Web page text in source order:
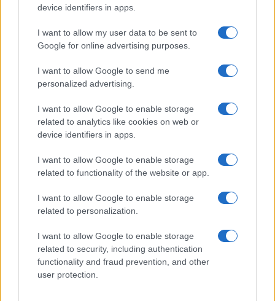
device identifiers in apps.
I want to allow my user data to be sent to
Google for online advertising purposes.
I want to allow Google to send me
personalized advertising.
I want to allow Google to enable storage
related to analytics like cookies on web or
device identifiers in apps.
I want to allow Google to enable storage
related to functionality of the website or app.
I want to allow Google to enable storage
related to personalization.
I want to allow Google to enable storage
related to security, including authentication
functionality and fraud prevention, and other
user protection.
Ricevi le nostre ultime news
daGoogle News
Condividi l'articolo
F
a
ce
b
o
o
k
T
w
it
te
r
Pi
n
te
re
st
W
h
at
s
A
p
S
h
a
Articolo precedente
NOTIZIE RECENTI